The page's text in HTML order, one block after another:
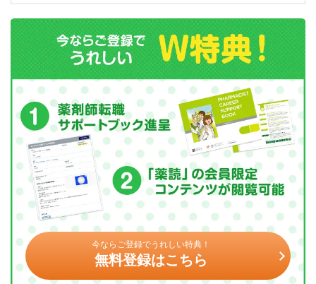
今ならご登録でうれしい特典！
無料登録はこちら